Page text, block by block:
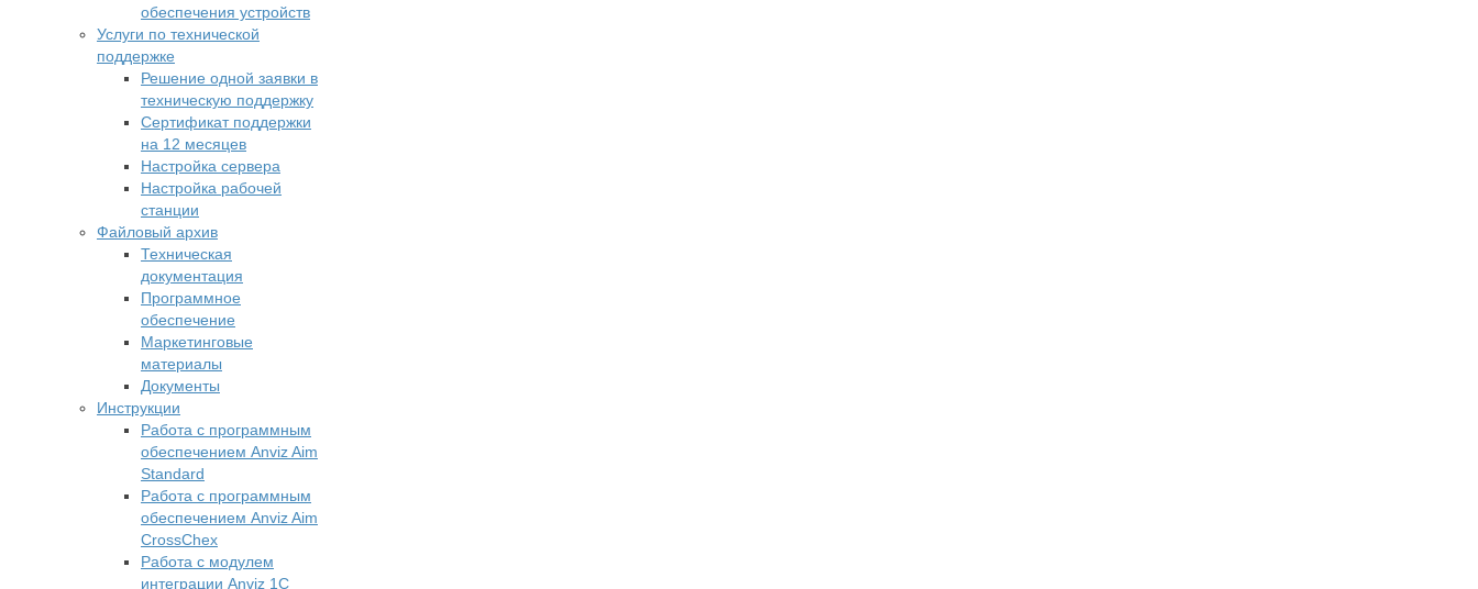
обеспечения устройств
Услуги по технической
поддержке
Решение одной заявки в
техническую поддержку
Сертификат поддержки
на 12 месяцев
Настройка сервера
Настройка рабочей
станции
Файловый архив
Техническая
документация
Программное
обеспечение
Маркетинговые
материалы
Документы
Инструкции
Работа с программным
обеспечением Anviz Aim
Standard
Работа с программным
обеспечением Anviz Aim
CrossChex
Работа с модулем
интеграции Anviz 1C